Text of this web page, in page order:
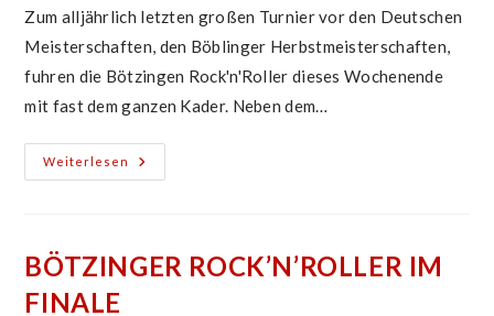
Zum alljährlich letzten großen Turnier vor den Deutschen
Meisterschaften, den Böblinger Herbstmeisterschaften,
fuhren die Bötzingen Rock'n'Roller dieses Wochenende
mit fast dem ganzen Kader. Neben dem…
Weiterlesen
Pokale,
Pokale,
BÖTZINGER ROCK’N’ROLLER IM
FINALE